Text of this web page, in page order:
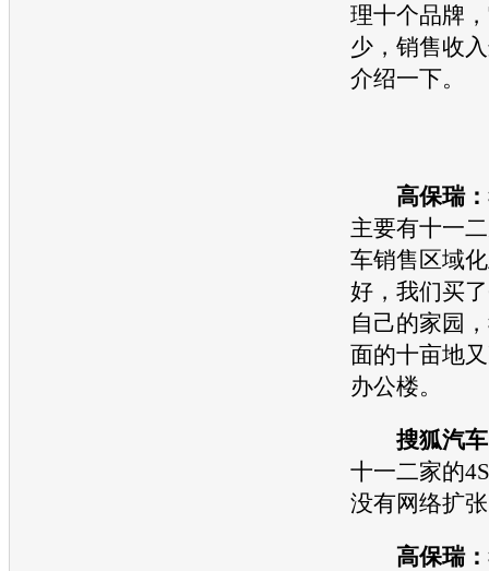
理十个品牌
少，销售收
介绍一下。
高保瑞：
主要有十一
车销售区域
好，我们买
自己的家园
面的十亩地
办公楼。
搜狐汽
十一二家的
没有网络扩
高保瑞：